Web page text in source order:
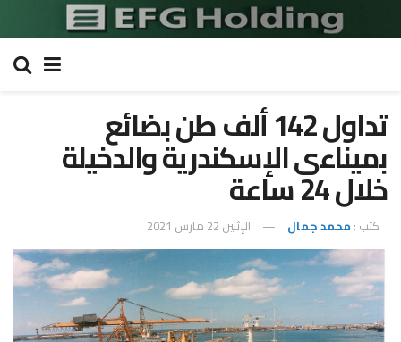
تداول 142 ألف طن بضائع
بميناءى الإسكندرية والدخيلة
خلال 24 ساعة
كتب : محمد جمال الإثنين 22 مارس 2021